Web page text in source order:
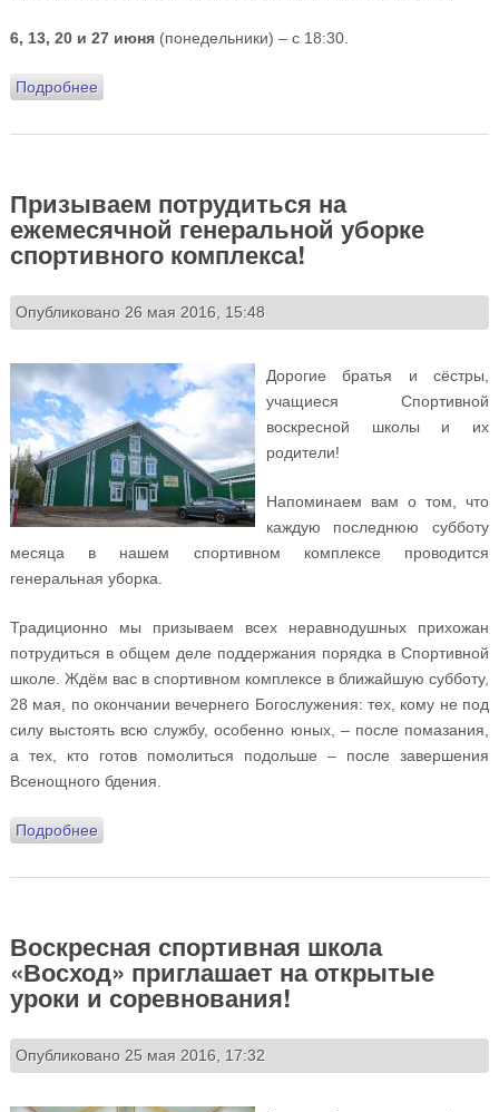
6, 13, 20 и 27 июня(понедельники) – с 18:30.
Подробнеео Расписание июньских занятий секции по стрельбе
числа!)
Призываем потрудиться на
ежемесячной генеральной уборке
спортивного комплекса!
Опубликовано 26 мая 2016, 15:48
Дорогие братья и сёстры,
учащиеся Спортивной
воскресной школы и их
родители!
Напоминаем вам о том, что
каждую последнюю субботу
месяца в нашем спортивном комплексе проводится
генеральная уборка.
Традиционно мы призываем всех неравнодушных прихожан
потрудиться в общем деле поддержания порядка в Спортивной
школе. Ждём вас в спортивном комплексе в ближайшую субботу,
28 мая, по окончании вечернего Богослужения: тех, кому не под
силу выстоять всю службу, особенно юных, – после помазания,
а тех, кто готов помолиться подольше – после завершения
Всенощного бдения.
Подробнеео Призываем потрудиться на ежемесячной
Воскресная спортивная школа
«Восход» приглашает на открытые
уроки и соревнования!
Опубликовано 25 мая 2016, 17:32